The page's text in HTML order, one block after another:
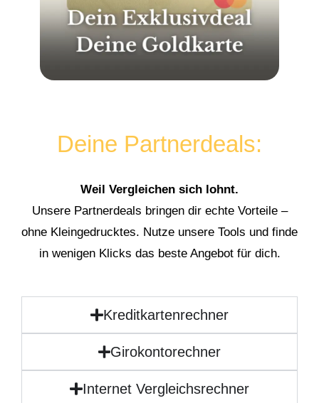
Deine Partnerdeals:
Weil Vergleichen sich lohnt.
Unsere Partnerdeals bringen dir echte Vorteile –
ohne Kleingedrucktes. Nutze unsere Tools und finde
in wenigen Klicks das beste Angebot für dich.
Kreditkartenrechner
Girokontorechner
Internet Vergleichsrechner